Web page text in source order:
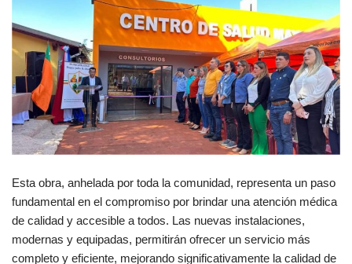
Esta obra, anhelada por toda la comunidad, representa un paso
fundamental en el compromiso por brindar una atención médica
de calidad y accesible a todos. Las nuevas instalaciones,
modernas y equipadas, permitirán ofrecer un servicio más
completo y eficiente, mejorando significativamente la calidad de